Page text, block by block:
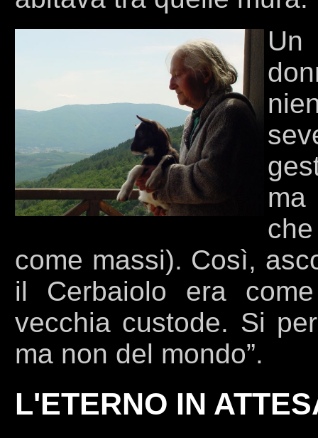
Un
come massi). Così,
il Cerbaiolo era
vecchia custode. Si
ma non del mondo”.
L'ETERNO IN